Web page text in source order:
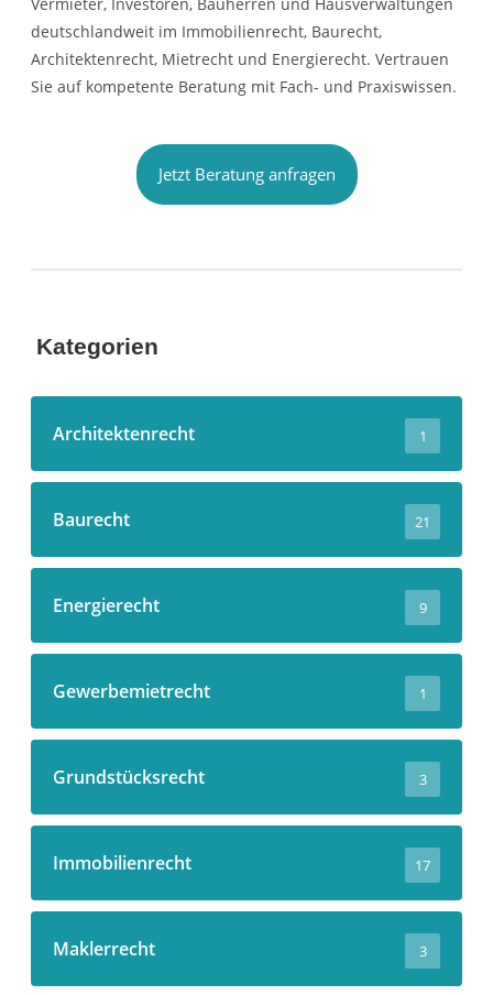
Vermieter, Investoren, Bauherren und Hausverwaltungen
deutschlandweit im Immobilienrecht, Baurecht,
Architektenrecht, Mietrecht und Energierecht. Vertrauen
Sie auf kompetente Beratung mit Fach- und Praxiswissen.
Jetzt Beratung anfragen
Kategorien
Architektenrecht 1
Baurecht 21
Energierecht 9
Gewerbemietrecht 1
Grundstücksrecht 3
Immobilienrecht 17
Maklerrecht 3